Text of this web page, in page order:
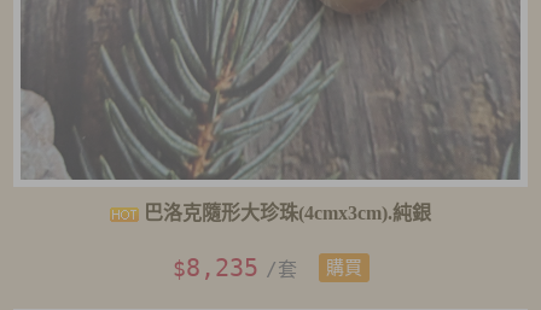
巴洛克隨形大珍珠(4cmx3cm).純銀
$8,235 /套 購買